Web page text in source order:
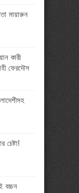
মায়ারুন
কারী
ফেরদৌস
চেষ্টা!
বচ্চন